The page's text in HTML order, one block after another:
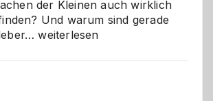
der Kleinen auch wirklich
Und warum sind gerade
Namensaufkleber
weiterlesen